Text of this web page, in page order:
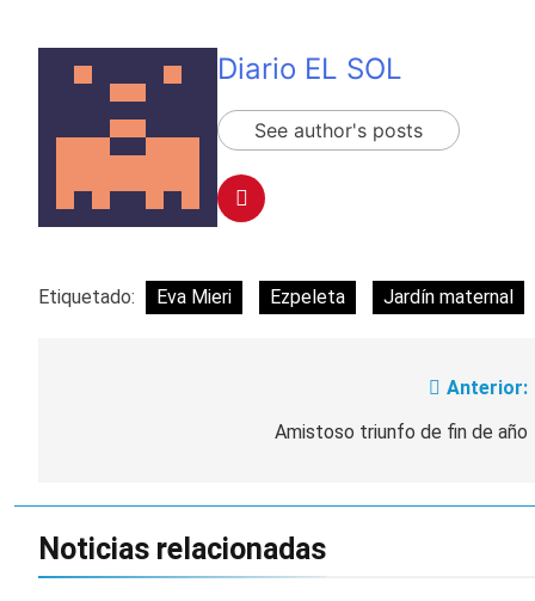
Diario EL SOL
See author's posts
Etiquetado: Eva Mieri Ezpeleta Jardín maternal
Anterior:
Amistoso triunfo de fin de año
Noticias relacionadas